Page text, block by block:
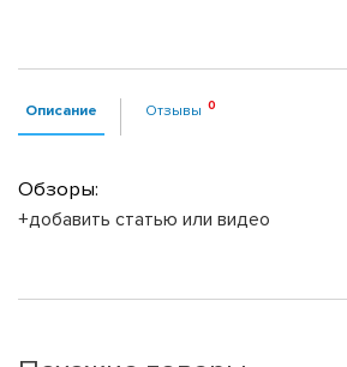
Описание Отзывы
Обзоры:
+добавить статью или видео